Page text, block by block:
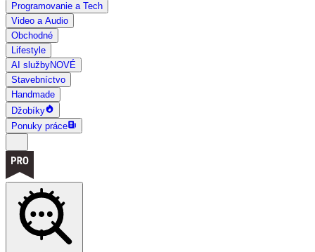
Programovanie a Tech
Video a Audio
Obchodné
Lifestyle
AI službyNOVÉ
Stavebníctvo
Handmade
Džobíky
Ponuky práce